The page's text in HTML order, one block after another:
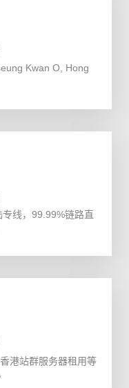
Kwan O, Hong
线，99.99%链路直
港站群服务器租用等